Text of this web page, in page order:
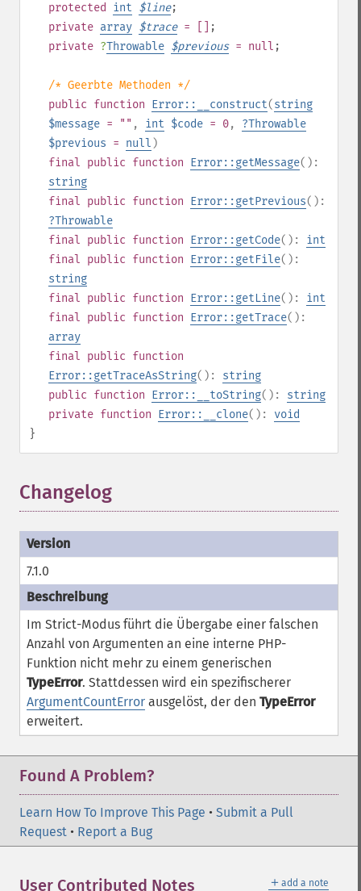
protected
int $line;
private array $trace= []
;
private ?Throwable $previous= null ;
/* Geerbte Methoden */
public function Error::__construct(string
$message = "" , int $code = 0, ?Throwable
$previous = null )
final public function Error::getMessage():
string
final public function Error::getPrevious():
?Throwable
final public function Error::getCode(): int
final public function Error::getFile():
string
final public function Error::getLine(): int
final public function Error::getTrace():
array
final public function
Error::getTraceAsString(): string
public function Error::__toString(): string
private function Error::__clone(): void
}
Changelog
7.1.0
Im Strict-Modus führt die Übergabe einer falschen
Anzahl von Argumenten an eine interne PHP-
Funktion nicht mehr zu einem generischen
TypeError. Stattdessen wird ein spezifischerer
ArgumentCountError ausgelöst, der den TypeError
erweitert.
Found A Problem?
Learn How To Improve This Page • Submit a Pull
Request • Report a Bug
＋ add a note
User Contributed Notes